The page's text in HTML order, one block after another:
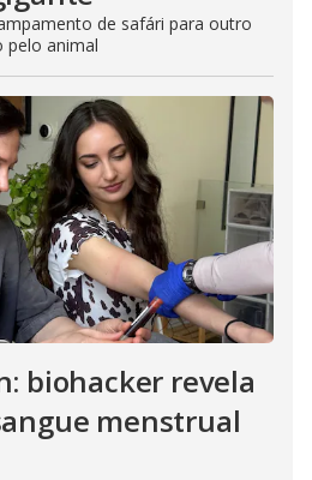
de safári para outro
pelo animal
biohacker revela
menstrual